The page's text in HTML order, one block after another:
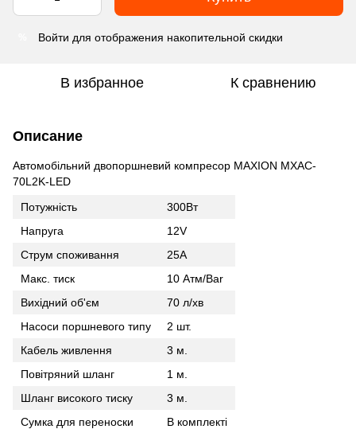
Войти для отображения накопительной скидки
В избранное К сравнению
Описание
Автомобільний двопоршневий компресор MAXION MXAC-
70L2K-LED
Потужність
300Вт
Напруга
12V
Струм споживання
25A
Макс. тиск
10 Атм/Bar
Вихідний об'єм
70 л/хв
Насоси поршневого типу
2 шт.
Кабель живлення
3 м.
Повітряний шланг
1 м.
Шланг високого тиску
3 м.
Сумка для переноски
В комплекті